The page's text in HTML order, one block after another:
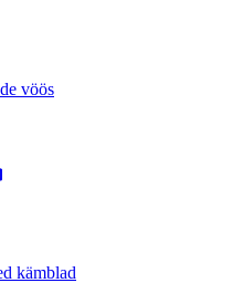
vöös
kämblad